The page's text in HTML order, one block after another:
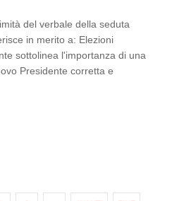
del verbale della seduta
in merito a: Elezioni
sottolinea l'importanza di una
Presidente corretta e